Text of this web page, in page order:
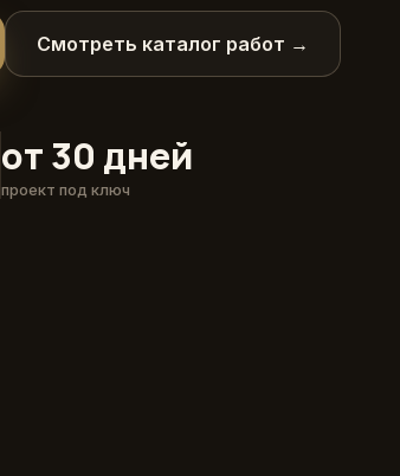
Смотреть каталог работ →
от 30 дней
проект под ключ